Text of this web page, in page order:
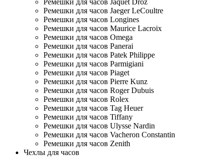
Ремешки для часов Jaeger LeCoultre
Ремешки для часов Longines
Ремешки для часов Maurice Lacroix
Ремешки для часов Omega
Ремешки для часов Panerai
Ремешки для часов Patek Philippe
Ремешки для часов Parmigiani
Ремешки для часов Piaget
Ремешки для часов Pierre Kunz
Ремешки для часов Roger Dubuis
Ремешки для часов Rolex
Ремешки для часов Tag Heuer
Ремешки для часов Tiffany
Ремешки для часов Ulysse Nardin
Ремешки для часов Vacheron Constantin
Ремешки для часов Zenith
Чехлы для часов